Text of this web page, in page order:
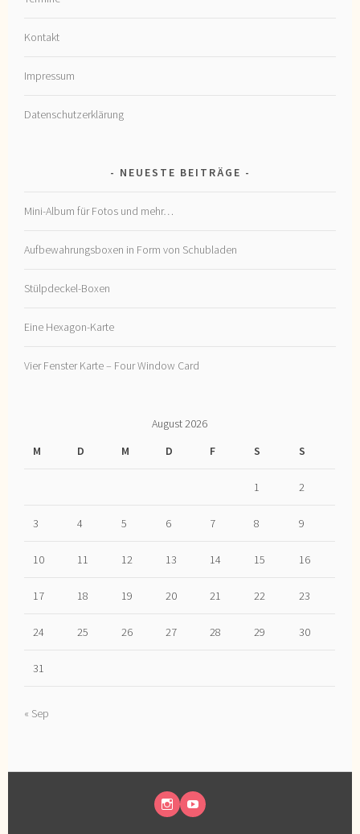
Kontakt
Impressum
Datenschutzerklärung
NEUESTE BEITRÄGE
Mini-Album für Fotos und mehr…
Aufbewahrungsboxen in Form von Schubladen
Stülpdeckel-Boxen
Eine Hexagon-Karte
Vier Fenster Karte – Four Window Card
August 2026
M
D M D F S S
1 2
3 4 5 6 7 8 9
10 11 12 13 14 15 16
17 18 19 20 21 22 23
24 25 26 27 28 29 30
31
« Sep